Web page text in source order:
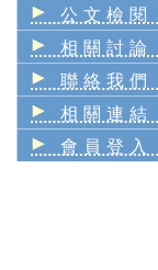
公文檢閱
相關討論
聯絡我們
相關連結
會員登入